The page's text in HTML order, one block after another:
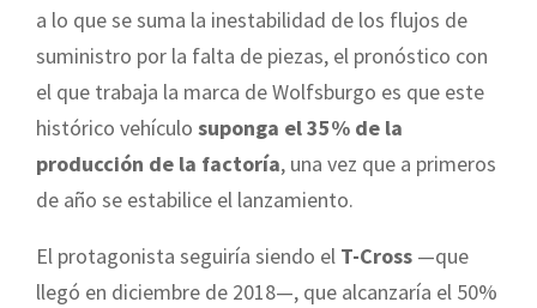
a lo que se suma la inestabilidad de los flujos de
suministro por la falta de piezas, el pronóstico con
el que trabaja la marca de Wolfsburgo es que este
histórico vehículo suponga el 35% de la
producción de la factoría, una vez que a primeros
de año se estabilice el lanzamiento.
El protagonista seguiría siendo el T-Cross —que
llegó en diciembre de 2018—, que alcanzaría el 50%